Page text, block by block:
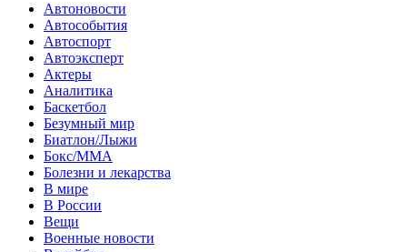
Автоновости
Автособытия
Автоспорт
Автоэксперт
Актеры
Аналитика
Баскетбол
Безумный мир
Биатлон/Лыжи
Бокс/MMA
Болезни и лекарства
В мире
В России
Вещи
Военные новости